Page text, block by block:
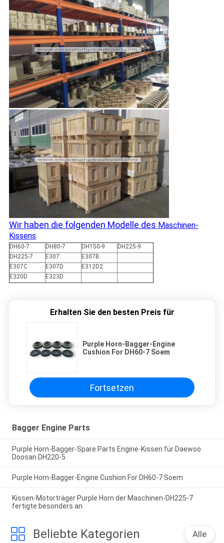
Wir haben die folgenden Modelle des Maschinen-
Kissens
DH60-7 DH80-7 DH150-9
DH225-9
DH225-7
E307
E307B
E307C
E307D
E312D2
E320D
E323D
Erhalten Sie den besten Preis für
Purple Horn-Bagger-Engine
Cushion For DH60-7 Soem
Fortsetzen
Bagger Engine Parts
Purple Horn-Bagger-Spare Parts Engine-Kissen für Daewoo
Doosan DH220-5
Purple Horn-Bagger-Engine Cushion For DH60-7 Soem
Kissen-Motorträger Purple Horn der Maschinen-DH225-7
fertigte besonders an
Beliebte Kategorien Alle